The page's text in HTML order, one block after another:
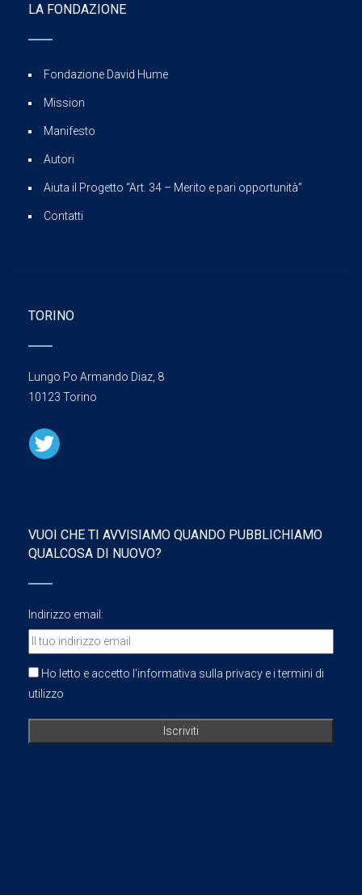
LA FONDAZIONE
Fondazione David Hume
Mission
Manifesto
Autori
Aiuta il Progetto “Art. 34 – Merito e pari opportunità”
Contatti
TORINO
Lungo Po Armando Diaz, 8
10123 Torino
VUOI CHE TI AVVISIAMO QUANDO PUBBLICHIAMO
QUALCOSA DI NUOVO?
Indirizzo email:
Ho letto e accetto l'informativa sulla privacy e i termini di
utilizzo